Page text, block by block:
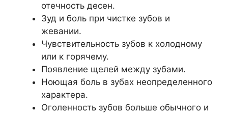
отечность десен.
Зуд и боль при чистке зубов и
жевании.
Чувствительность зубов к холодному
или к горячему.
Появление щелей между зубами.
Ноющая боль в зубах неопределенного
характера.
Оголенность зубов больше обычного и